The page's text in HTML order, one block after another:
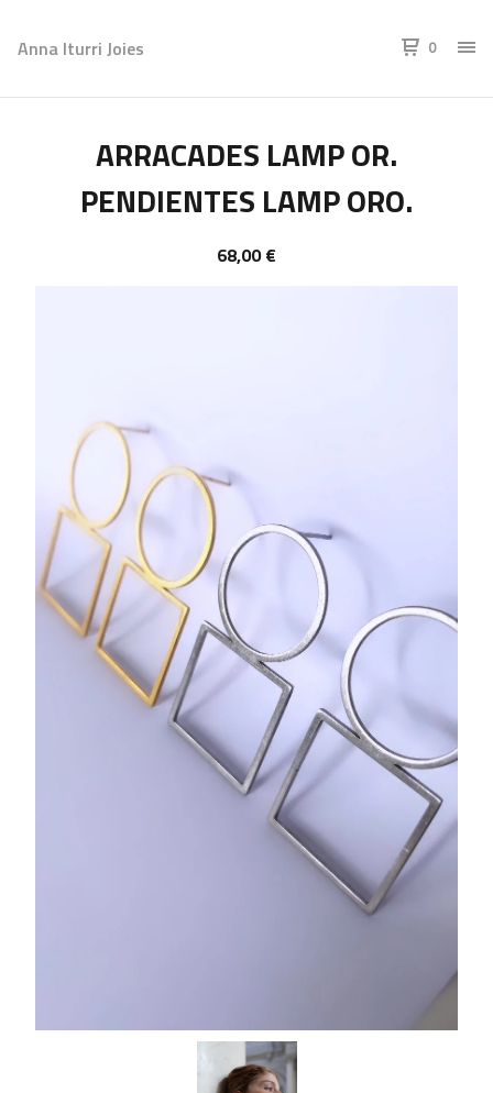
Anna Iturri Joies 0
ARRACADES LAMP OR.
PENDIENTES LAMP ORO.
68,00€